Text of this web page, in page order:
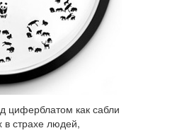
циферблатом как сабли
в страхе людей,